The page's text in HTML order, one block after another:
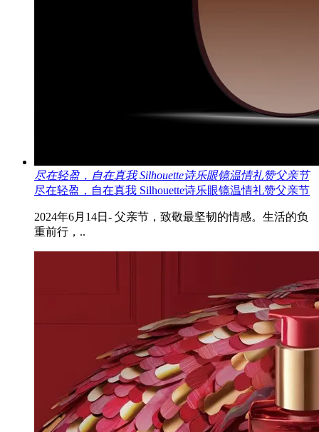
尽在轻盈，自在真我 Silhouette诗乐眼镜温情礼赞父亲节
尽在轻盈，自在真我 Silhouette诗乐眼镜温情礼赞父亲节
2024年6月14日- 父亲节，致敬最坚韧的情感。生活的负
重前行，..